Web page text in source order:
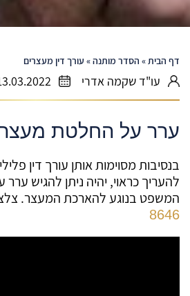
דף הבית» הסדר מותנה» עורך דין מעצרים
עו"ד שקמה אדרי
ערר על החלטת
בנסיבות מסוימות אותן עורך דין
להעריך כראוי, יהיה ניתן להגיש
המשפט בנוגע להארכת המעצר. צלצלו
8646